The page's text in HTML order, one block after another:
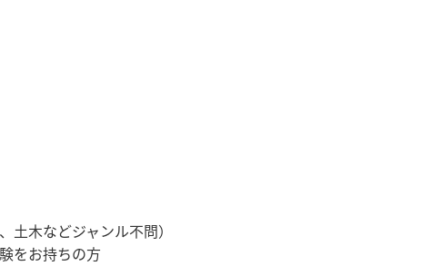
木などジャンル不問）
をお持ちの方